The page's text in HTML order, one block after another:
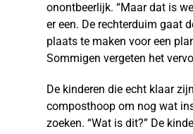
onontbeerlijk. “Maar dat is
er een. De rechterduim gaat
plaats te maken voor een
Sommigen vergeten het
De kinderen die echt klaar
composthoop om nog wat
zoeken. “Wat is dit?” De